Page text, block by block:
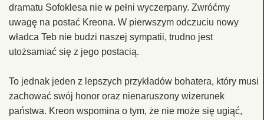
dramatu Sofoklesa nie w pełni wyczerpany. Zwróćmy
uwagę na postać Kreona. W pierwszym odczuciu nowy
władca Teb nie budzi naszej sympatii, trudno jest
utożsamiać się z jego postacią.
To jednak jeden z lepszych przykładów bohatera, który musi
zachować swój honor oraz nienaruszony wizerunek
państwa. Kreon wspomina o tym, że nie może się ugiąć,